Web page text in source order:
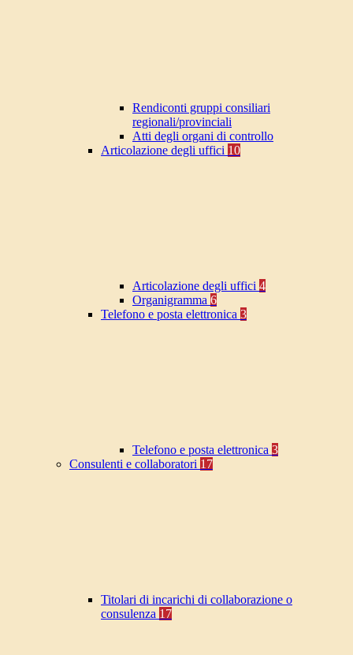
Rendiconti gruppi consiliari
regionali/provinciali
Atti degli organi di controllo
Articolazione degli uffici 10
Articolazione degli uffici 4
Organigramma 6
Telefono e posta elettronica 3
Telefono e posta elettronica 3
Consulenti e collaboratori 17
Titolari di incarichi di collaborazione o
consulenza 17